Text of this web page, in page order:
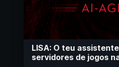
LISA: O teu
servidores de jogos